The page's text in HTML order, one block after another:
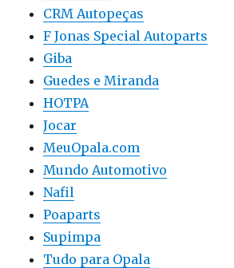
CRM Autopeças
F Jonas Special Autoparts
Giba
Guedes e Miranda
HOTPA
Jocar
MeuOpala.com
Mundo Automotivo
Nafil
Poaparts
Supimpa
Tudo para Opala